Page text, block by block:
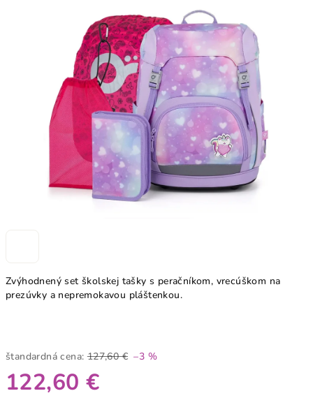
Zvýhodnený set školskej tašky s peračníkom, vrecúškom na
prezúvky a nepremokavou pláštenkou.
štandardná cena: 127,60 € –3 %
122,60 €
hviezdičiek.